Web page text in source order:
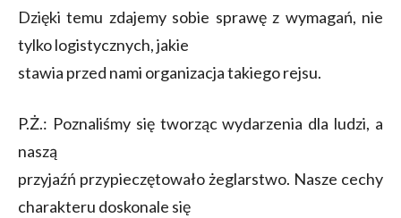
Dzięki temu zdajemy sobie sprawę z wymagań, nie
tylko logistycznych, jakie
stawia przed nami organizacja takiego rejsu.
P.Ż.: Poznaliśmy się tworząc wydarzenia dla ludzi, a
naszą
przyjaźń przypieczętowało żeglarstwo. Nasze cechy
charakteru doskonale się